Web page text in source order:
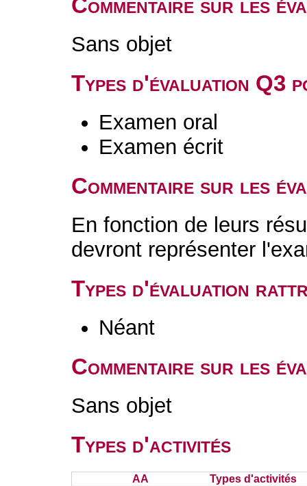
Commentaire sur les
Sans objet
Types d'évaluation Q3
Examen oral
Examen écrit
Commentaire sur les
En fonction de leurs
devront représenter
Types d'évaluation
Néant
Commentaire sur les
Sans objet
Types d'activités
AA Types d'activités